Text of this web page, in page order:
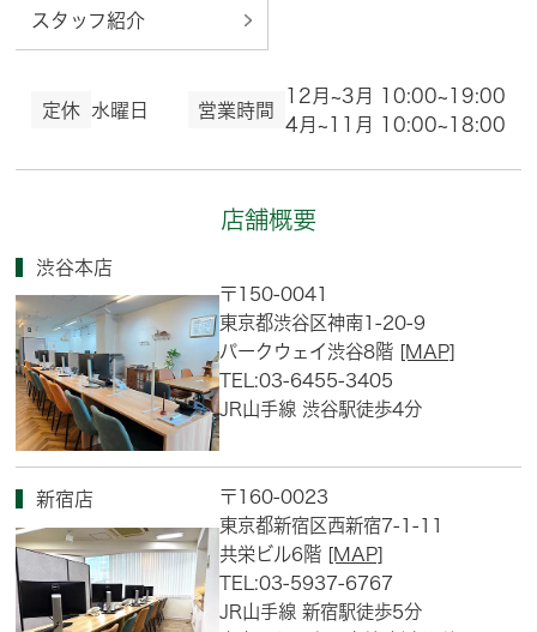
スタッフ紹介
定休 水曜日 営業時間
12月~3月 10:00~19:00
4月~11月 10:00~18:00
店舗概要
渋谷本店
〒150-0041
東京都渋谷区神南1-20-9
パークウェイ渋谷8階 [MAP]
TEL:03-6455-3405
JR山手線 渋谷駅徒歩4分
新宿店
〒160-0023
東京都新宿区西新宿7-1-11
共栄ビル6階 [MAP]
TEL:03-5937-6767
JR山手線 新宿駅徒歩5分